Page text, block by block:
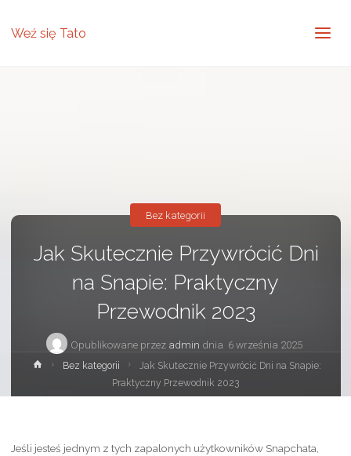
Weź się Tato
Jak Skutecznie Przywrócić Dni
na Snapie: Praktyczny
Przewodnik 2023
Opublikowane przez admin dnia 6 września 2025
Bez kategorii
StronaBez kategorii
Jak Skutecznie Przywrócić Dni na Snapie:
Praktyczny Przewodnik 2023
Jeśli jesteś jednym z tych zapalonych użytkowników Snapchata,